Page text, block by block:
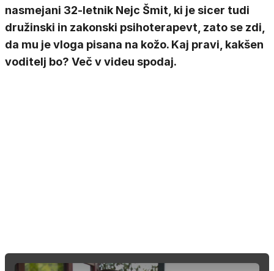
nasmejani 32-letnik Nejc Šmit, ki je sicer tudi
družinski in zakonski psihoterapevt, zato se zdi,
da mu je vloga pisana na kožo. Kaj pravi, kakšen
voditelj bo? Več v videu spodaj.